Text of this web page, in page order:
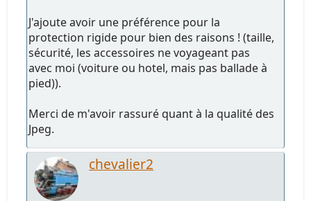
J'ajoute avoir une préférence pour la
protection rigide pour bien des raisons ! (taille,
sécurité, les accessoires ne voyageant pas
avec moi (voiture ou hotel, mais pas ballade à
pied)).
Merci de m'avoir rassuré quant à la qualité des
Jpeg.
chevalier2